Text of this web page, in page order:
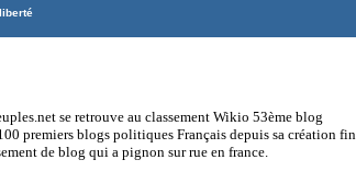
se retrouve au classement Wikio 53ème blog
premiers blogs politiques Français depuis sa création fin
de blog qui a pignon sur rue en france.